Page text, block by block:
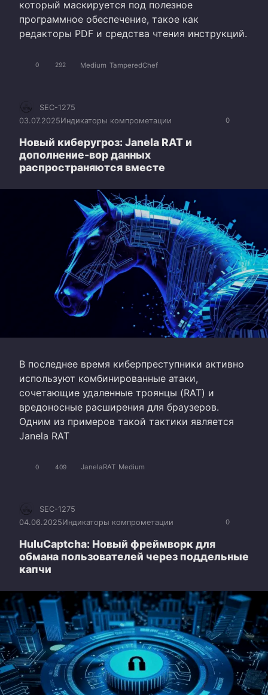
который маскируется под полезное
программное обеспечение, такое как
редакторы PDF и средства чтения инструкций.
0 292 Medium TamperedChef
0
SEC-1275
03.07.2025Индикаторы компрометации
Новый киберугроз: Janela RAT и
дополнение-вор данных
распространяются вместе
В последнее время киберпреступники активно
используют комбинированные атаки,
сочетающие удаленные троянцы (RAT) и
вредоносные расширения для браузеров.
Одним из примеров такой тактики является
Janela RAT
0 409 JanelaRAT Medium
0
SEC-1275
04.06.2025Индикаторы компрометации
HuluCaptcha: Новый фреймворк для
обмана пользователей через поддельные
капчи